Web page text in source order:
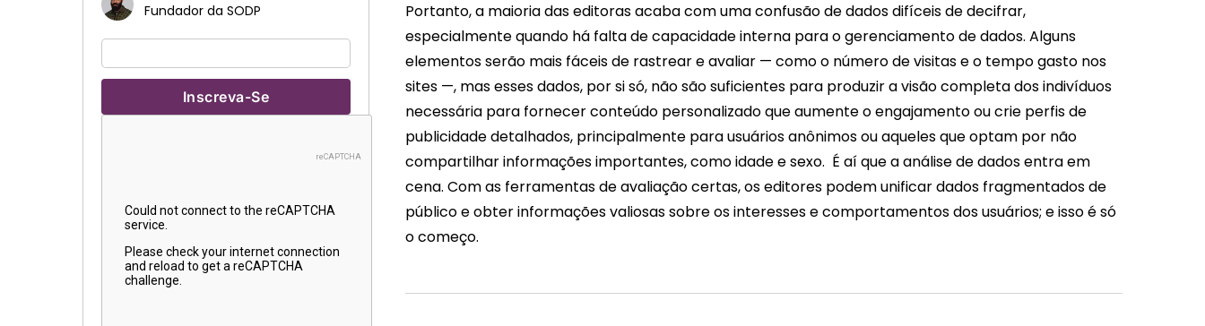
Fundador da SODP
Portanto, a maioria das editoras acaba com uma confusão de dados difíceis de decifrar,
especialmente quando há falta de capacidade interna para o gerenciamento de dados. Alguns
elementos serão mais fáceis de rastrear e avaliar — como o número de visitas e o tempo gasto nos
sites —, mas esses dados, por si só, não são suficientes para produzir a visão completa dos indivíduos
necessária para fornecer conteúdo personalizado que aumente o engajamento ou crie perfis de
publicidade detalhados, principalmente para usuários anônimos ou aqueles que optam por não
compartilhar informações importantes, como idade e sexo. É aí que a análise de dados entra em
cena. Com as ferramentas de avaliação certas, os editores podem unificar dados fragmentados de
público e obter informações valiosas sobre os interesses e comportamentos dos usuários; e isso é só
o começo.